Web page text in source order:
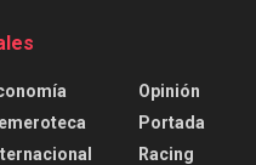
Opinión
Portada
Racing